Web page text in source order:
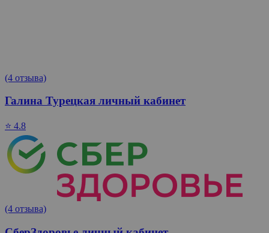
(4 отзыва)
Галина Турецкая личный кабинет
⭐ 4.8
(4 отзыва)